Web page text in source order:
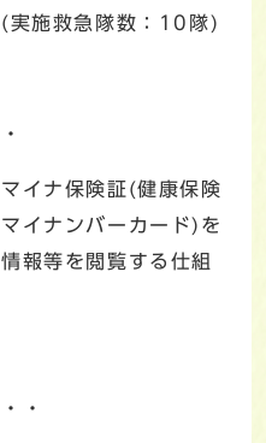
実施救急隊数：10隊)
イナ保険証(健康保険
イナンバーカード)を
報等を閲覧する仕組
・